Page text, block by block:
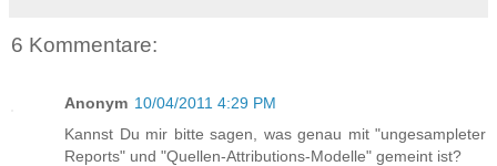
6 Kommentare:
Anonym 10/04/2011 4:29 PM
Kannst Du mir bitte sagen, was genau mit "ungesampleter
Reports" und "Quellen-Attributions-Modelle" gemeint ist?